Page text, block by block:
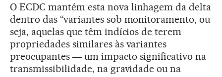
O ECDC mantém esta nova linhagem da delta
dentro das “variantes sob monitoramento, ou
seja, aquelas que têm indícios de terem
propriedades similares às variantes
preocupantes ― um impacto significativo na
transmissibilidade, na gravidade ou na